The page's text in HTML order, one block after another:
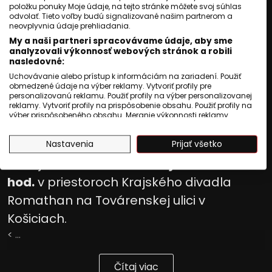
Publikované:23 júl 2026, 05:02
Aktualizované:23 júl 2026, 05:02
Košický samosprávny kraj v spolupráci s
Krajským divadlom Romathan pripravili
pri príležitosti Pamätného dňa rómskeho
holokaustu jedinečné hudobno-
le mule lavutenge (Zem mŕtvych huslí)
hod.v priestoroch Krajského divadla
Romathan na Továrenskej ulici v
Košiciach.
< ...
Čítaj viac
položku ponuky Moje údaje, na tejto stránke môžete svoj súhlas
odvolať. Tieto voľby budú signalizované našim partnerom a
neovplyvnia údaje prehliadania.
My a naši partneri spracovávame údaje, aby sme
analyzovali výkonnosť webových stránok a robili
nasledovné:
Uchovávanie alebo prístup k informáciám na zariadení. Použiť
obmedzené údaje na výber reklamy. Vytvoriť profily pre
personalizovanú reklamu. Použiť profily na výber personalizovanej
reklamy. Vytvoriť profily na prispôsobenie obsahu. Použiť profily na
výber prispôsobeného obsahu. Meranie výkonnosti reklamy.
štatistík alebo spájania údajov z rôznych zdrojov. Vývoj a
zlepšovanie služieb. Použitie obmedzených údajov na výber
obsahu.
USA.
Váš súhlas a zásady používania cookie sa vzťahujú výlučne na
túto webovú stránku/aplikáciu.
Zobraziť zoznam partnerov (1009 predajcovia IAB)
Uchovávanie alebo prístup k
Nastavenia Prijať všetko